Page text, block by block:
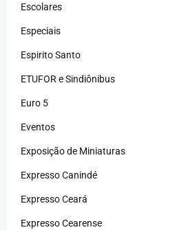
Escolares
Especiais
Espirito Santo
ETUFOR e Sindiônibus
Euro 5
Eventos
Exposição de Miniaturas
Expresso Canindé
Expresso Ceará
Expresso Cearense